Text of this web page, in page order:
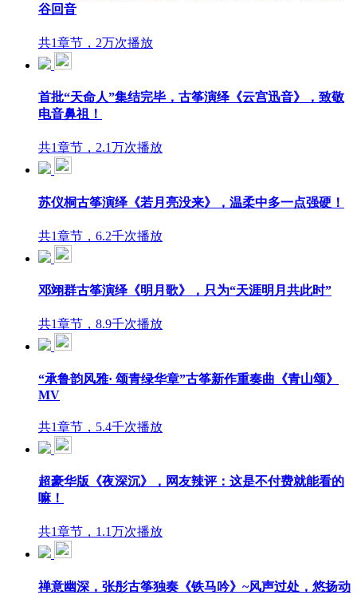
谷回音
共1章节，2万次播放
首批“天命人”集结完毕，古筝演绎《云宫迅音》，致敬
电音鼻祖！
共1章节，2.1万次播放
苏仪桐古筝演绎《若月亮没来》，温柔中多一点强硬！
共1章节，6.2千次播放
邓翊群古筝演绎《明月歌》，只为“天涯明月共此时”
共1章节，8.9千次播放
“承鲁韵风雅· 颂青绿华章”古筝新作重奏曲《青山颂》
MV
共1章节，5.4千次播放
超豪华版《夜深沉》，网友辣评：这是不付费就能看的
嘛！
共1章节，1.1万次播放
禅意幽深，张彤古筝独奏《铁马吟》~风声过处，悠扬动